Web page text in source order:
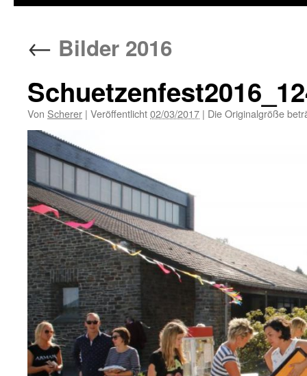
← Bilder 2016
Von Scherer | Veröffentlicht02/03/2017 | Die Originalgröße